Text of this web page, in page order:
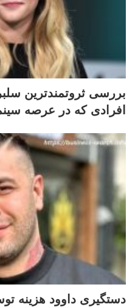
بررسی ثروتمندترین
افرادی که در عرصه
دستگیری داوود هزینه